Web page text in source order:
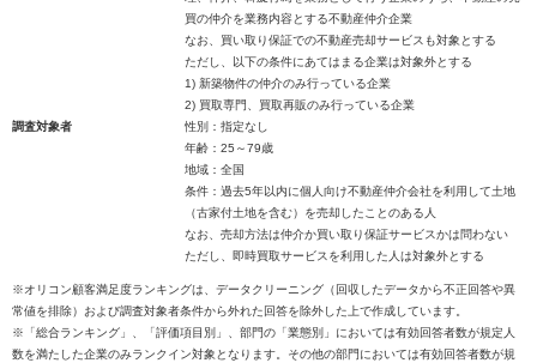
買の仲介を業務内容とする不動産仲介企業
なお、買い取り保証での不動産売却サービスも対象とする
ただし、以下の条件にあてはまる企業は対象外とする
1) 新築物件の仲介のみ行っている企業
2) 買取専門、買取再販のみ行っている企業
調査対象者
性別：指定なし
年齢：25～79歳
地域：全国
条件：過去5年以内に個人向け不動産仲介会社を利用して土地
（古家付土地を含む）を売却したことのある人
なお、売却方法は仲介か買い取り保証サービスかは問わない
ただし、即時買取サービスを利用した人は対象外とする
※オリコン顧客満足度ランキングは、データクリーニング（回収したデータから不正回答や異
常値を排除）および調査対象者条件から外れた回答を除外した上で作成しています。
※「総合ランキング」、「評価項目別」、部門の「業態別」においては有効回答者数が規定人
数を満たした企業のみランクイン対象となります。その他の部門においては有効回答者数が規